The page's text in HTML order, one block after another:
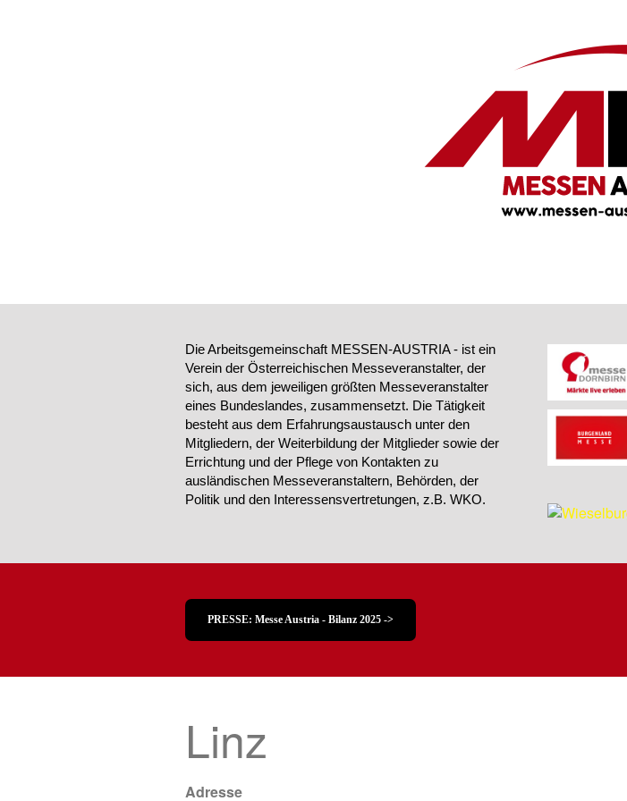
Die Arbeitsgemeinschaft MESSEN-AUSTRIA - ist ein
Verein der Österreichischen Messeveranstalter, der
sich, aus dem jeweiligen größten Messeveranstalter
eines Bundeslandes, zusammensetzt. Die Tätigkeit
besteht aus dem Erfahrungsaustausch unter den
Mitgliedern, der Weiterbildung der Mitglieder sowie der
Errichtung und der Pflege von Kontakten zu
ausländischen Messeveranstaltern, Behörden, der
Politik und den Interessensvertretungen, z.B. WKO.
PRESSE: Messe Austria - Bilanz 2025 ->
Linz
Adresse